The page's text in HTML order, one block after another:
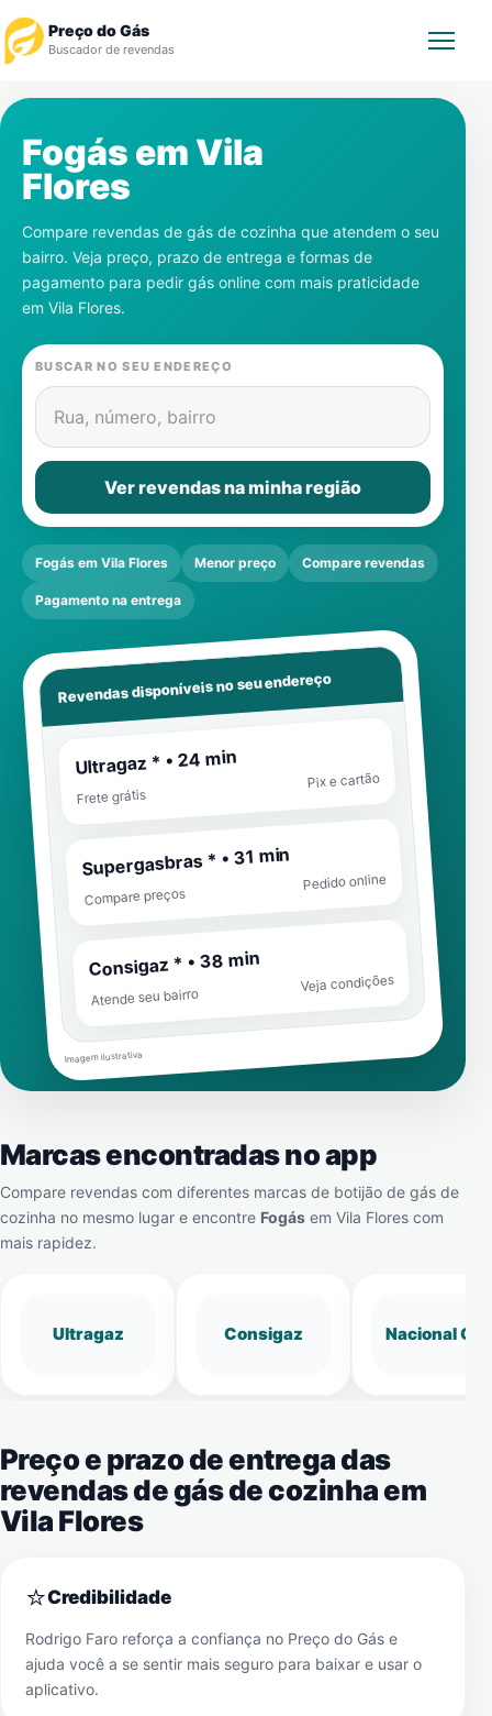
Preço do Gás
Buscador de revendas
Revendedor
Notícias
Cadastre-se
Gás
Contatos
Fogás em Vila
Flores
Compare revendas de gás de cozinha que atendem o seu
bairro. Veja preço, prazo de entrega e formas de
pagamento para pedir gás online com mais praticidade
em Vila Flores.
BUSCAR NO SEU ENDEREÇO
Rua, número, bairro
Ver revendas na minha região
Fogás em Vila Flores Menor preço Compare revendas
Pagamento na entrega
Revendas disponíveis no seu endereço
Ultragaz * • 24 min
Frete grátis
Pix e cartão
Supergasbras * • 31 min
Compare preços
Pedido online
Consigaz * • 38 min
Atende seu bairro
Veja condições
Imagem ilustrativa
Marcas encontradas no app
Compare revendas com diferentes marcas de botijão de gás de
cozinha no mesmo lugar e encontre Fogás em Vila Flores com
mais rapidez.
Ultragaz Consigaz Nacional Gás
Preço e prazo de entrega das
revendas de gás de cozinha em
Vila Flores
⭐Credibilidade
Rodrigo Faro reforça a confiança no Preço do Gás e
ajuda você a se sentir mais seguro para baixar e usar o
aplicativo.